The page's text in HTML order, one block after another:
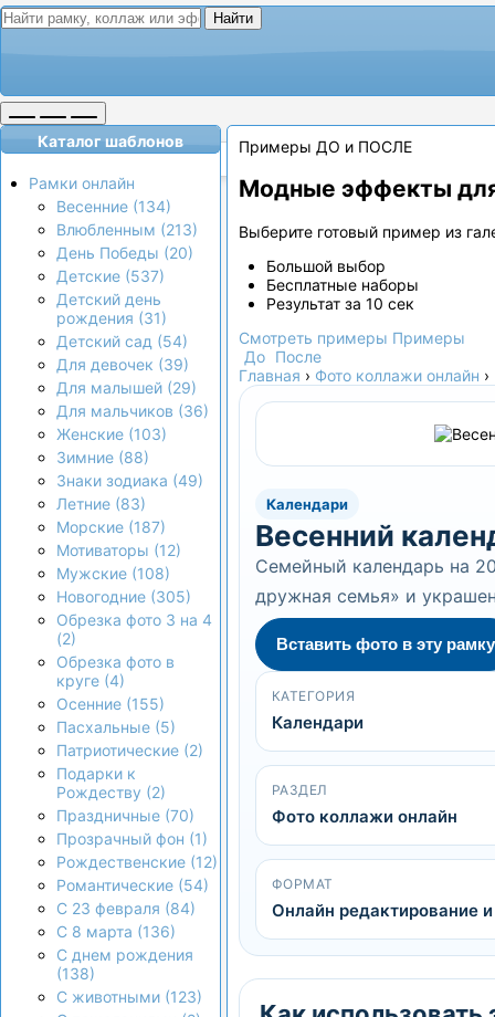
Найти
Каталог шаблонов
Рамки онлайн
Весенние (134)
Влюбленным (213)
День Победы (20)
Детские (537)
Детский день
рождения (31)
Детский сад (54)
Для девочек (39)
Для малышей (29)
Для мальчиков (36)
Женские (103)
Зимние (88)
Знаки зодиака (49)
Летние (83)
Морские (187)
Мотиваторы (12)
Мужские (108)
Новогодние (305)
Обрезка фото 3 на 4
(2)
Обрезка фото в
круге (4)
Осенние (155)
Пасхальные (5)
Патриотические (2)
Подарки к
Рождеству (2)
Праздничные (70)
Прозрачный фон (1)
Рождественские (12)
Романтические (54)
С 23 февраля (84)
С 8 марта (136)
С днем рождения
(138)
С животными (123)
Примеры ДО и ПОСЛЕ
Модные эффекты
Выберите готовый пример из
Большой выбор
Бесплатные наборы
Результат за 10 сек
Смотреть примеры Примеры
До После
Главная › Фото коллажи онлайн ›
Календари
Весенний
Семейный календарь на
дружная семья» и
Вставить фото в эту рамку
КАТЕГОРИЯ
Календари
РАЗДЕЛ
Фото коллажи онлайн
ФОРМАТ
Онлайн редактирование